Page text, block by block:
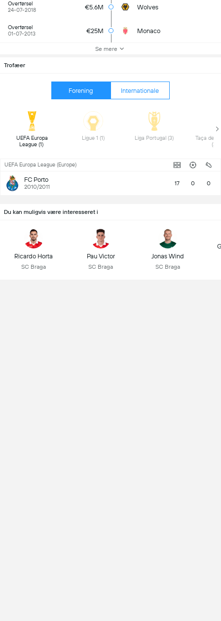
Overførsel
24-07-2018
€5.6M Wolves
Overførsel
01-07-2013
€25M Monaco
Se mere
Trofæer
Forening Internationale
UEFA Europa
League (1)
Ligue 1 (1)
Taça de
UEFA Europa League (Europe)
FC Porto
2010/2011 17 0 0
Du kan muligvis være interesseret i
Ricardo Horta
SC Braga
Pau Victor
SC Braga
Jonas Wind
SC Braga